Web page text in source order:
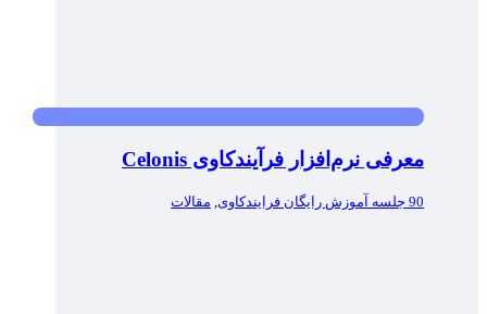
معرفی نرم‌افزار فرآیندکاوی Celonis
90 جلسه آموزش رایگان فرایندکاوی , مقالات